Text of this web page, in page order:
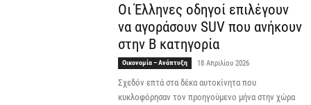
Οι Έλληνες οδηγοί επιλέγουν
να αγοράσουν SUV που ανήκουν
στην Β κατηγορία
Οικονομία – Ανάπτυξη 18 Απριλίου 2026
Σχεδόν επτά στα δέκα αυτοκίνητα που
κυκλοφόρησαν τον προηγούμενο μήνα στην χώρα